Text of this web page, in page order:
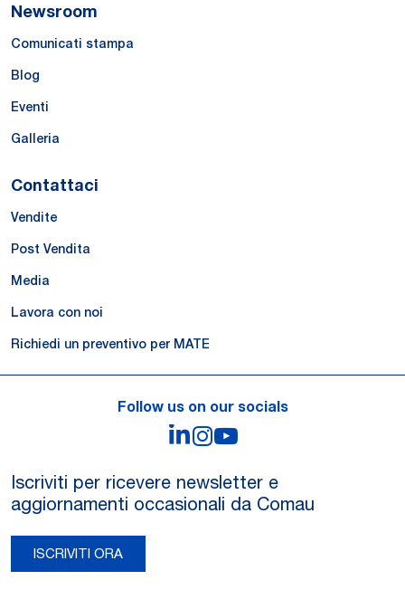
Newsroom
Comunicati stampa
Blog
Eventi
Galleria
Contattaci
Vendite
Post Vendita
Media
Lavora con noi
Richiedi un preventivo per MATE
Follow us on our socials
LinkedIn
Instagram
Iscriviti per ricevere newsletter e
aggiornamenti occasionali da Comau
ISCRIVITI ORA